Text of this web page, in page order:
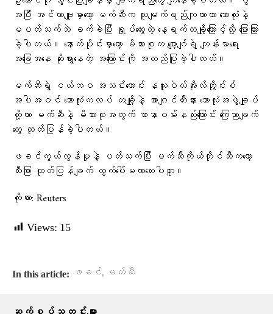
အပြီး အင်တာဗျူးမှာတော့ မက်ဆီက သူမျက်ရည်ကျတာဟာ ဘောလုံးနဲ့
မပတ်သက်ဘဲ ခက်ခဲပြီး ရှုပ်ထွေးတဲ့ နေ့ရက်တချို့ကြောင့်လို့ ပြောကြား
ခဲ့ပါတယ်။ နောက်ပိုင်းမှာတော့ မိသားစုက ဂျော့ဂျ်ရဲ့ ကျန်းမာရေး
အခြေအနေ ဆိုးရွားနေတဲ့ အကြောင်းကို အတည်ပြုခဲ့ပါတယ်။
မက်ဆီရဲ့ ငယ်ဘဝ အသင်းဟောင်း နယူးဝဲလ်အိုးလ်ဘွိုင်းစ်
အပါအဝင် ဘောလုံးကလပ် တချို့နဲ့ အာဂျင်တီးနား ဘောလုံးအဖွဲ့ချုပ်
တို့ဟာ မက်ဆီနဲ့ မိသားစုအတွက် စာနာဝမ်းနည်းကြောင်း ကြေညာချက်
တွေ ထုတ်ပြန်ခဲ့ပါတယ်။
ဖခင်ကွယ်လွန်မှုနဲ့ ပတ်သက်ပြီး မက်ဆီကိုယ်တိုင်ဆီကတော့
သီးခြား ထုတ်ပြန်ချက် ထွက်ပေါ်မလာသေးပါဘူး။
ကိုးကား: Reuters
Views: 15
In this article: ဖခင်, မက်ဆီ